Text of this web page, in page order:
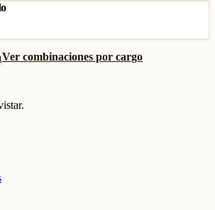
Ver combinaciones por cargo